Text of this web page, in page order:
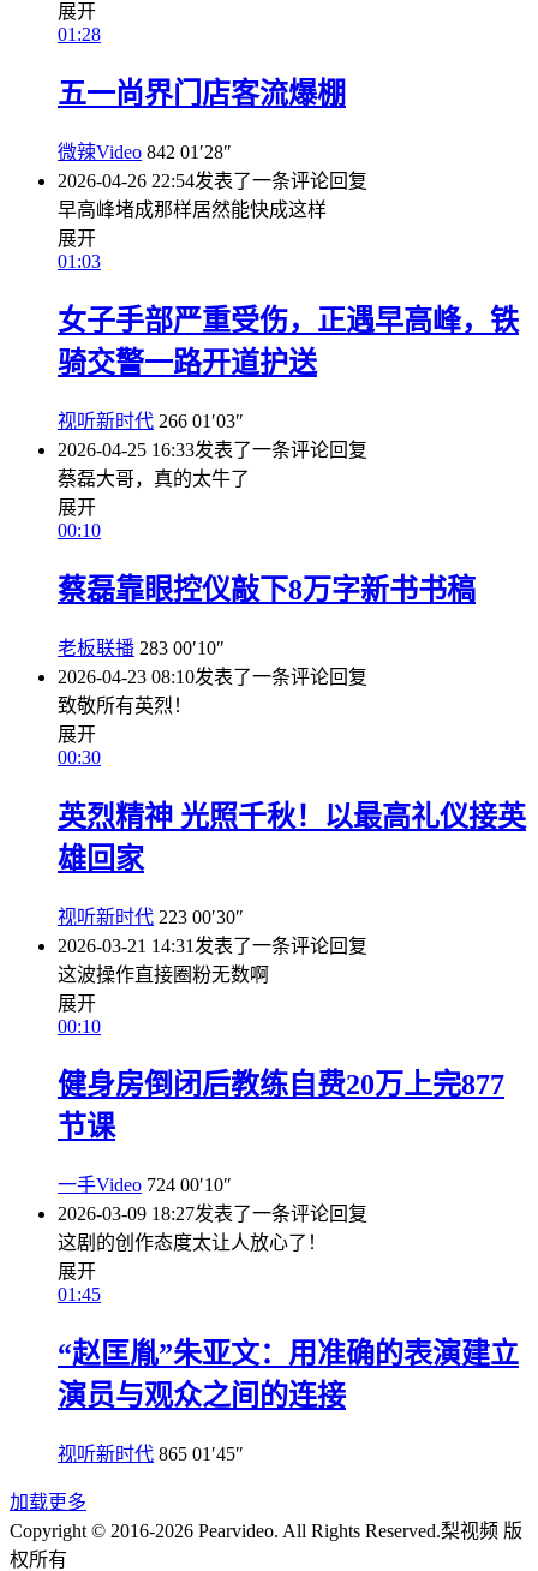
展开
01:28
五一尚界门店客流爆棚
微辣Video 842 01′28″
2026-04-26 22:54发表了一条评论回复
早高峰堵成那样居然能快成这样
展开
01:03
女子手部严重受伤，正遇早高峰，铁
骑交警一路开道护送
视听新时代 266 01′03″
2026-04-25 16:33发表了一条评论回复
蔡磊大哥，真的太牛了
展开
00:10
蔡磊靠眼控仪敲下8万字新书书稿
老板联播 283 00′10″
2026-04-23 08:10发表了一条评论回复
致敬所有英烈！
展开
00:30
英烈精神 光照千秋！以最高礼仪接英
雄回家
视听新时代 223 00′30″
2026-03-21 14:31 发表了一条评论回复
这波操作直接圈粉无数啊
展开
00:10
健身房倒闭后教练自费20万上完877
节课
一手Video 724 00′10″
2026-03-09 18:27发表了一条评论回复
这剧的创作态度太让人放心了！
展开
01:45
“赵匡胤”朱亚文：用准确的表演建立
演员与观众之间的连接
视听新时代 865 01′45″
加载更多
Copyright © 2016-2026 Pearvideo. All Rights Reserved.梨视频 版
权所有